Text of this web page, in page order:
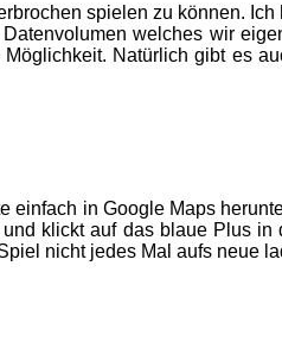
spielen zu können.
welches wir
Natürlich gibt es
in Google Maps
klickt auf das blaue Plus
nicht jedes Mal aufs neue